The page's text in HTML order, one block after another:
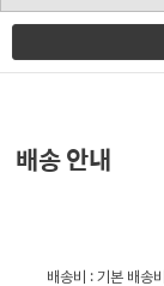
배송 안내
배송비 : 기본 배송